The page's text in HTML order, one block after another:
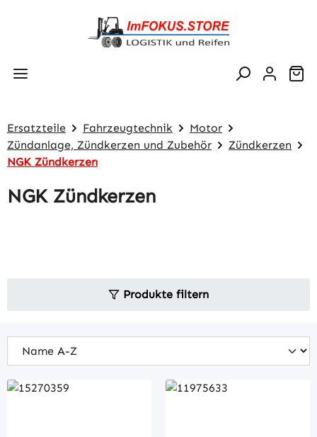
Zum Hauptinhalt springen
Ersatzteile Fahrzeugtechnik
Motor
Zündanlage, Zündkerzen und Zubehör
Zündkerzen
NGK Zündkerzen
NGK Zündkerzen
Produkte filtern